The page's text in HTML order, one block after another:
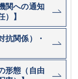
関への通知
】
抗関係）・
形態（自由